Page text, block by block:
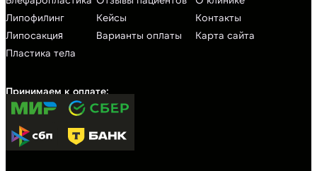
Липофилинг
Липосакция
Пластика тела
Кейсы
Варианты оплаты
Контакты
Карта сайта